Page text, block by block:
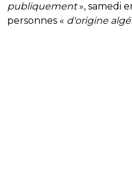
publiquement», samedi
personnes « d'origine